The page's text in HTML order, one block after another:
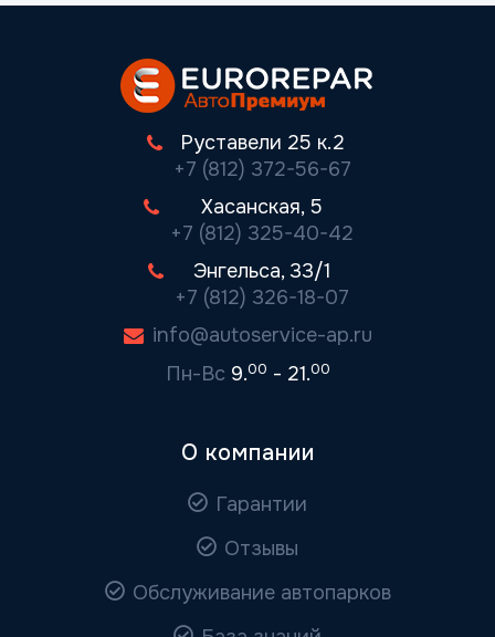
Руставели 25 к.2
+7 (812) 372-56-67
Хасанская, 5
+7 (812) 325-40-42
Энгельса, 33/1
+7 (812) 326-18-07
info@autoservice-ap.ru
Пн-Вс 9.00 - 21.00
О компании
Гарантии
Отзывы
Обслуживание автопарков